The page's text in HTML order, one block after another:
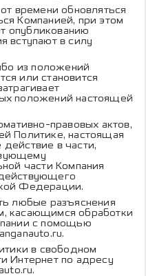
времени обновляться
Компанией, при этом
опубликованию
вступают в силу
из положений
или становится
положений настоящей
правовых актов,
Политике, настоящая
в части,
части Компания
Федерации.
любые разъяснения
касающимся обработки
с помощью
.
в свободном
Интернет по адресу
.